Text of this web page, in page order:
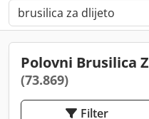
Polovni Brusilica
(73.869)
Filter